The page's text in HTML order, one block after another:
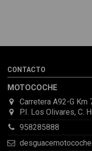
la pieza llegó correcta y
CONTACTO
MOTOCOCHE
Carretera A92-G Km
P.I. Los Olivares, C.
958285888